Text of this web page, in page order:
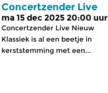
Concertzender Live
ma 15 dec 2025 20:00 uur
Concertzender Live Nieuw
Klassiek is al een beetje in
kerststemming met een...